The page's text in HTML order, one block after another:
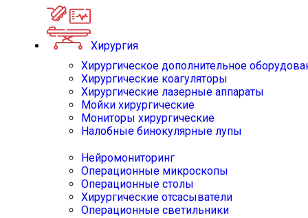
Хирургия
Хирургическое дополнительное
Хирургические коагуляторы
Хирургические лазерные аппараты
Мойки хирургические
Мониторы хирургические
Налобные бинокулярные лупы
Нейромониторинг
Операционные микроскопы
Операционные столы
Хирургические отсасыватели
Операционные светильники